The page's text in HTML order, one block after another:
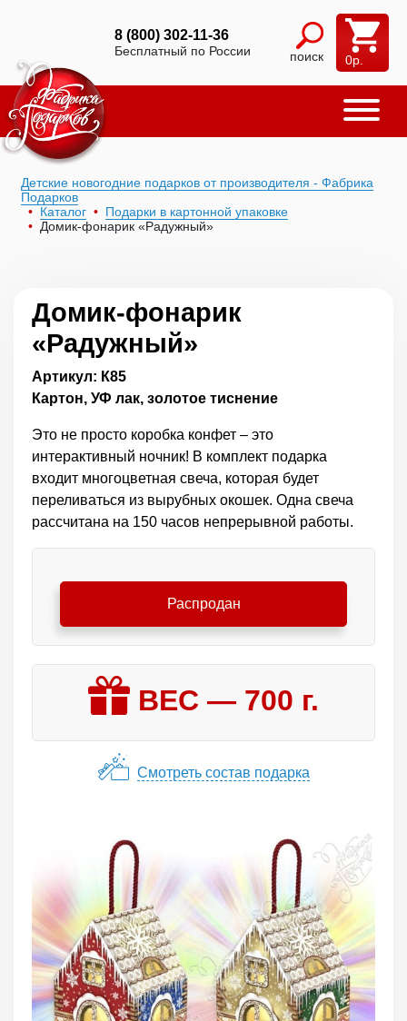
8 (800) 302-11-36
Бесплатный по России поиск 0р.
Детские новогодние подарков от производителя - Фабрика
Подарков
Каталог
Подарки в картонной упаковке
Домик-фонарик «Радужный»
Домик-фонарик
«Радужный»
Артикул: К85
Картон, УФ лак, золотое тиснение
Это не просто коробка конфет – это
интерактивный ночник! В комплект подарка
входит многоцветная свеча, которая будет
переливаться из вырубных окошек. Одна свеча
рассчитана на 150 часов непрерывной работы.
Распродан
ВЕС — 700 г.
Смотреть состав подарка